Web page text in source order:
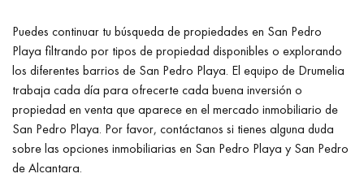
Puedes continuar tu búsqueda de propiedades en San Pedro
Playa filtrando por tipos de propiedad disponibles o explorando
los diferentes barrios de San Pedro Playa. El equipo de Drumelia
trabaja cada día para ofrecerte cada buena inversión o
propiedad en venta que aparece en el mercado inmobiliario de
San Pedro Playa. Por favor, contáctanos si tienes alguna duda
sobre las opciones inmobiliarias en San Pedro Playa y San Pedro
de Alcantara.